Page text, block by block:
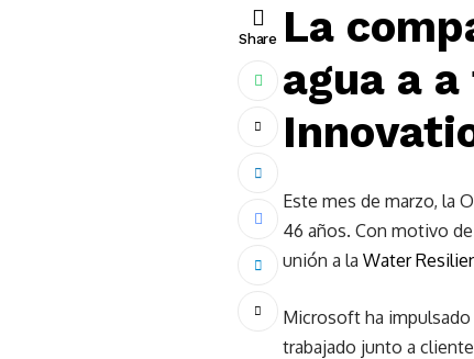
Share La
agua a
Este mes de marzo, la
46 años. Con motivo
unión a la Water
Microsoft ha
trabajado junto a